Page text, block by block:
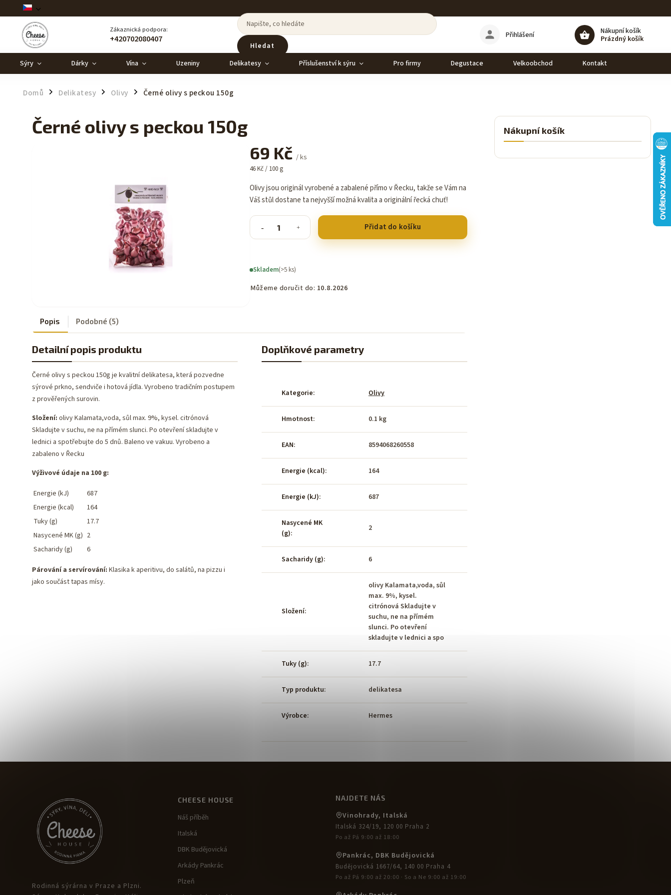
Zákaznická podpora:
+420702080407
Hledat
Nákupní košík
Prázdný košík
Přihlášení
Sýry Dárky Vína Uzeniny Delikatesy Příslušenství k sýru Pro firmy Degustace Velkoobchod Kontakt
Domů / Delikatesy / Olivy / Černé olivy s peckou 150g
Nákupní košík
Černé olivy s peckou 150g
69 Kč / ks
46 Kč / 100 g
Skladem(>5 ks)
Můžeme doručit do: 10.8.2026
Přidat do košíku
Olivy jsou originál vyrobené a zabalené přímo v Řecku, takže se Vám na
Váš stůl dostane ta nejvyšší možná kvalita a originální řecká chuť!
Popis Podobné (5)
Detailní popis produktu
Černé olivy s peckou 150g je kvalitní delikatesa, která pozvedne
sýrové prkno, sendviče i hotová jídla. Vyrobeno tradičním postupem
z prověřených surovin.
Složení: olivy Kalamata,voda, sůl max. 9%, kysel. citrónová
Skladujte v suchu, ne na přímém slunci. Po otevření skladujte v
lednici a spotřebujte do 5 dnů. Baleno ve vakuu. Vyrobeno a
zabaleno v Řecku
Výživové údaje na 100 g:
Energie (kJ)
687
Energie (kcal)
164
Tuky (g)
17.7
Nasycené MK (g) 2
Sacharidy (g)
6
Párování a servírování: Klasika k aperitivu, do salátů, na pizzu i
jako součást tapas mísy.
Doplňkové parametry
Kategorie: Olivy
Hmotnost: 0.1 kg
EAN: 8594068260558
Energie (kcal): 164
Energie (kJ): 687
Nasycené MK
(g):
2
Sacharidy (g): 6
Složení:
olivy Kalamata,voda, sůl
max. 9%, kysel.
citrónová Skladujte v
suchu, ne na přímém
slunci. Po otevření
skladujte v lednici a spo
Tuky (g): 17.7
Typ produktu: delikatesa
Výrobce: Hermes
Rodinná sýrárna v Praze a Plzni.
CHEESE HOUSE
Náš příběh
Italská
DBK Budějovická
Arkády Pankrác
Plzeň
NAJDETE NÁS
Vinohrady, Italská
Italská 324/19, 120 00 Praha 2
Po až Pá 9:00 až 18:00
Pankrác, DBK Budějovická
Budějovická 1667/64, 140 00 Praha 4
Po až Pá 9:00 až 20:00 · So a Ne 9:00 až 19:00